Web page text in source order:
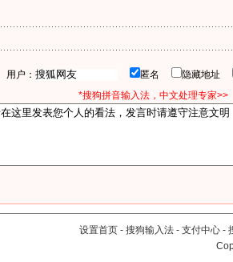
用户： 匿名 隐藏地址
*搜狗拼音输入法，中文处理专家>>
设置首页 - 搜狗输入法 - 支付中心 -